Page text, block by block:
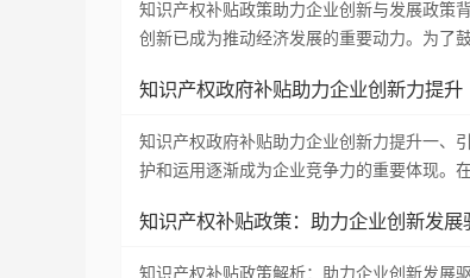
知识产权补贴政策助力企业创新与发展政策
创新已成为推动经济发展的重要动力。为了
知识产权政府补贴助力企业创新力提升
知识产权政府补贴助力企业创新力提升一、
护和运用逐渐成为企业竞争力的重要体现。
知识产权补贴政策：助力企业创新发展
知识产权补贴政策解析：助力企业创新发展